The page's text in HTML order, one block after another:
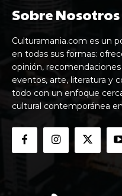
Sobre Nosotros
Culturamania.com es un
en todas sus formas:
opinión,
eventos, arte, literatura y
todo con un enfoque
cultural contemporánea